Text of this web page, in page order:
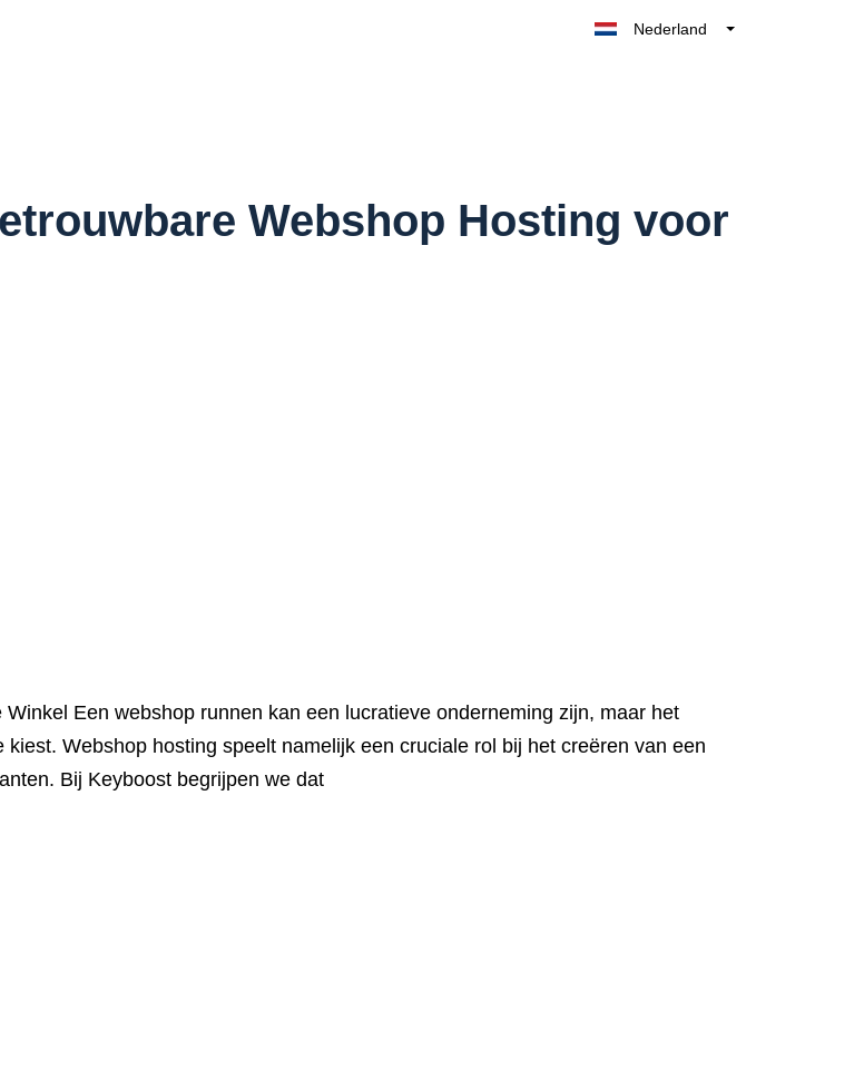
Nederland
España
Webshop Hosting voor
Een webshop runnen kan een lucratieve onderneming zijn, maar het
Webshop hosting speelt namelijk een cruciale rol bij het creëren van een
Bij Keyboost begrijpen we dat